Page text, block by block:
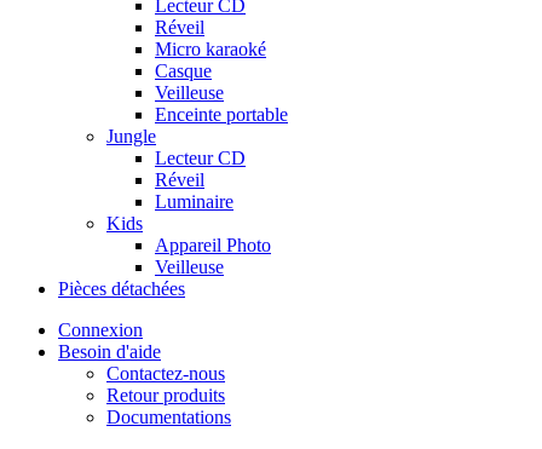
Lecteur CD
Réveil
Micro karaoké
Casque
Veilleuse
Enceinte portable
Jungle
Lecteur CD
Réveil
Luminaire
Kids
Appareil Photo
Veilleuse
Pièces détachées
Connexion
Besoin d'aide
Contactez-nous
Retour produits
Documentations